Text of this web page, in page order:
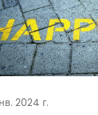
2024 г.